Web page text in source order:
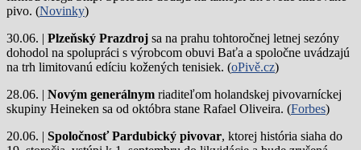
pivo. (Novinky)
30.06. | Plzeňský Prazdroj sa na prahu tohtoročnej letnej sezóny
dohodol na spolupráci s výrobcom obuvi Baťa a spoločne uvádzajú
na trh limitovanú edíciu kožených tenisiek. (oPivě.cz)
28.06. | Novým generálnym riaditeľom holandskej pivovarníckej
skupiny Heineken sa od októbra stane Rafael Oliveira. (Forbes)
20.06. | Spoločnosť Pardubický pivovar, ktorej história siaha do